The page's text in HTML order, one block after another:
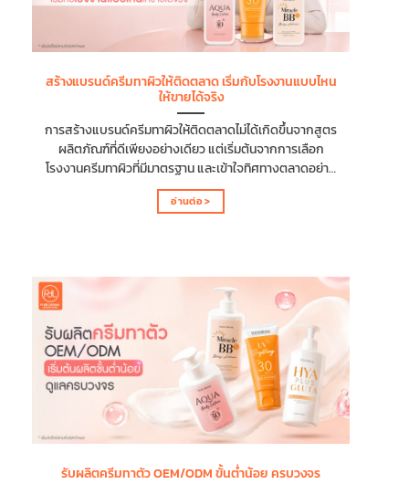
เพราะการซื้อซ้ำสะท้อนถึงคุณภาพของผลิตภัณฑ์ ความพึง
พอใจของผู้ใช้ และความเชื่อมั่นที่มีต่อแบรนด์โดยตรง โดย
เหตุผลที่การซื้อซ้ำเป็นหัวใจสำคัญของแบรนด์ครีมทาหน้า มี
ทาหน้าอย่างสม่ำเสมอ แบรนด์จะมีรายได้ที่ต่อเนื่องและคาด
การณ์ยอดขายได้ง่ายขึ้น ทำให้สามารถวางแผนการผลิต การ
สต๊อกสินค้า และการทำการตลาดได้อย่างมีประสิทธิภาพมาก
ยิ่งขึ้น...
สร้างแบรนด์ครีมทาผิวให้ติดตลาด เริ่มกับโรงงานแบบไหน
ให้ขายได้จริง
การสร้างแบรนด์ครีมทาผิวให้ติดตลาดไม่ได้เกิดขึ้นจากสูตร
ผลิตภัณฑ์ที่ดีเพียงอย่างเดียว แต่เริ่มต้นจากการเลือก
โรงงานครีมทาผิวที่มีมาตรฐาน และเข้าใจทิศทางตลาดอย่าง
แท้จริง เพราะโรงงานครีมทาผิวที่มีประสบการณ์จะช่วยวาง
โครงสร้างของแบรนด์ตั้งแต่ต้น ไม่ว่าจะเป็นการพัฒนาสูตร
ภาพชัดเจนว่าการสร้างแบรนด์ครีมทาผิวให้ติดตลาดต้องเริ่ม
จากอะไร และทำไมการเลือกโรงงานรับผลิตจึงเป็นจุดตัด
สำคัญของความสำเร็จ พร้อมแนวทางในการเลือก
พาร์ตเนอร์ที่ช่วยให้แบรนด์ของคุณเริ่มต้นได้อย่างมั่นใจ และ
ขายได้จริง ครีมทาผิวคืออะไร? ทำไมจึงเป็นผลิตภัณฑ์ที่ได้รับ
ความนิยม ครีมทาผิว คือ ผลิตภัณฑ์บำรุงผิว (Body Cream
หรือ Body Lotion) ที่ออกแบบมาเพื่อช่วยเพิ่มความชุ่มชื้น
ฟื้นบำรุง และปกป้องผิวจากปัจจัยภายนอก ตึงมักมีส่วน
ผสมของสารบำรุงผิว วิตามิน และสารสกัดจากธรรมชาติที่
อ่านต่อ >
รับผลิตครีมทาตัว OEM/ODM ขั้นต่ำน้อย ครบวงจร